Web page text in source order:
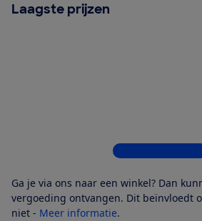
Laagste prijzen
Bekijk alle 4
Ga je via ons naar een winkel? Dan
vergoeding ontvangen. Dit beïnvloedt
niet - Meer informatie.